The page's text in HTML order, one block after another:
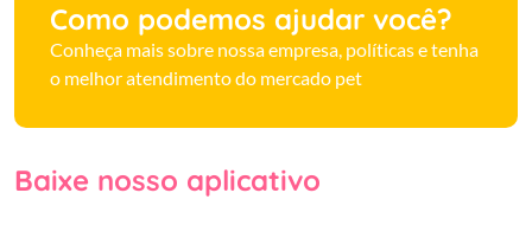
Como podemos ajudar você?
Conheça mais sobre nossa empresa, políticas e tenha
o melhor atendimento do mercado pet
Baixe nosso aplicativo